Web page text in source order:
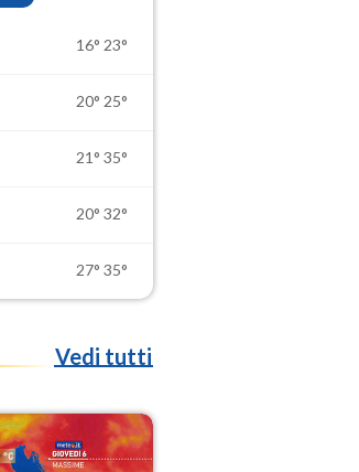
16° 23°
20° 25°
21° 35°
20° 32°
27° 35°
Vedi tutti